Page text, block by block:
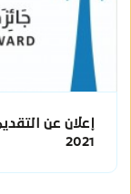
إعلان عن
2021